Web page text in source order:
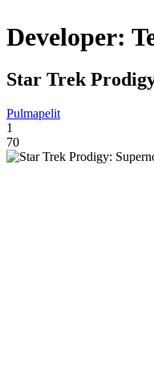
Developer:
Star Trek
Pulmapelit
1
70